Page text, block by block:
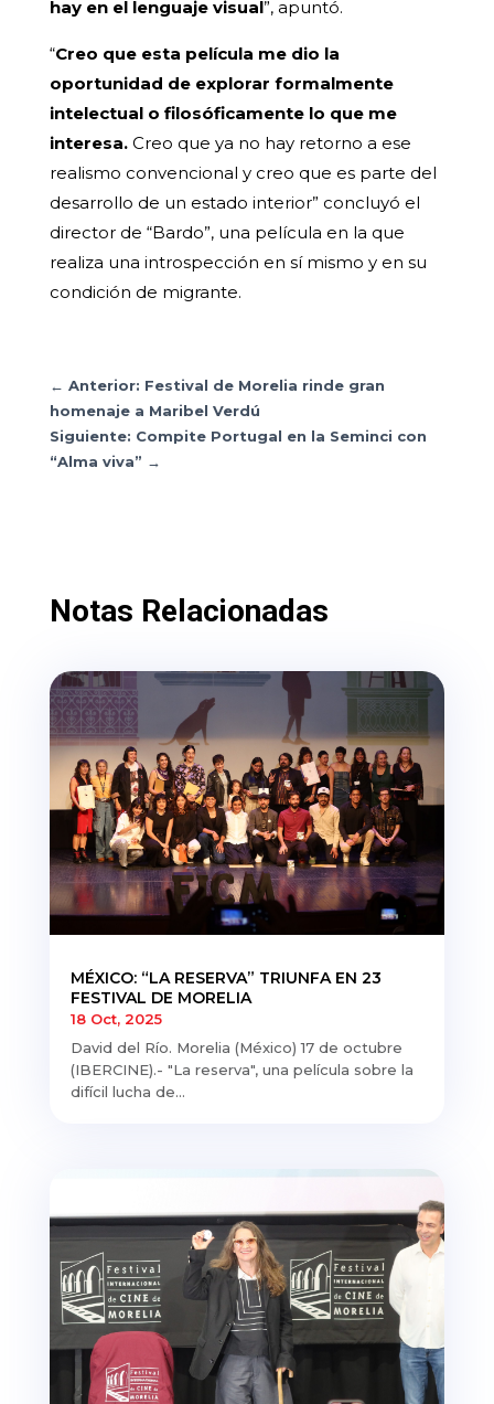
hay en el lenguaje visual”, apuntó.
“Creo que esta película me dio la
oportunidad de explorar formalmente
intelectual o filosóficamente lo que me
interesa.Creo que ya no hay retorno a ese
realismo convencional y creo que es parte del
desarrollo de un estado interior” concluyó el
director de “Bardo”, una película en la que
realiza una introspección en sí mismo y en su
condición de migrante.
← Anterior: Festival de Morelia rinde gran
homenaje a Maribel Verdú
Siguiente: Compite Portugal en la Seminci con
“Alma viva” →
Notas Relacionadas
MÉXICO: “LA RESERVA” TRIUNFA EN 23
FESTIVAL DE MORELIA
18 Oct, 2025
David del Río. Morelia (México) 17 de octubre
(IBERCINE).- "La reserva", una película sobre la
difícil lucha de...